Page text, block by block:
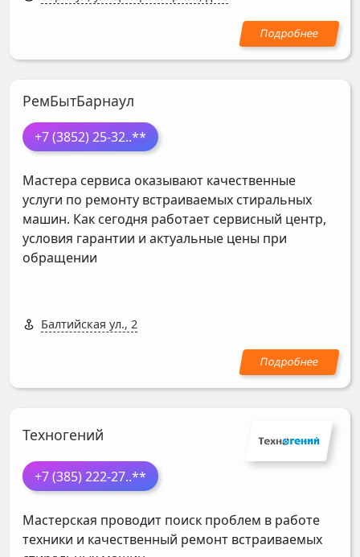
РемБытБарнаул
+7 (3852) 25-32..**
Мастера сервиса оказывают качественные
услуги по ремонту встраиваемых стиральных
машин. Как сегодня работает сервисный центр,
условия гарантии и актуальные цены при
обращении
Балтийская ул., 2
Техногений
+7 (385) 222-27..**
Мастерская проводит поиск проблем в работе
техники и качественный ремонт встраиваемых